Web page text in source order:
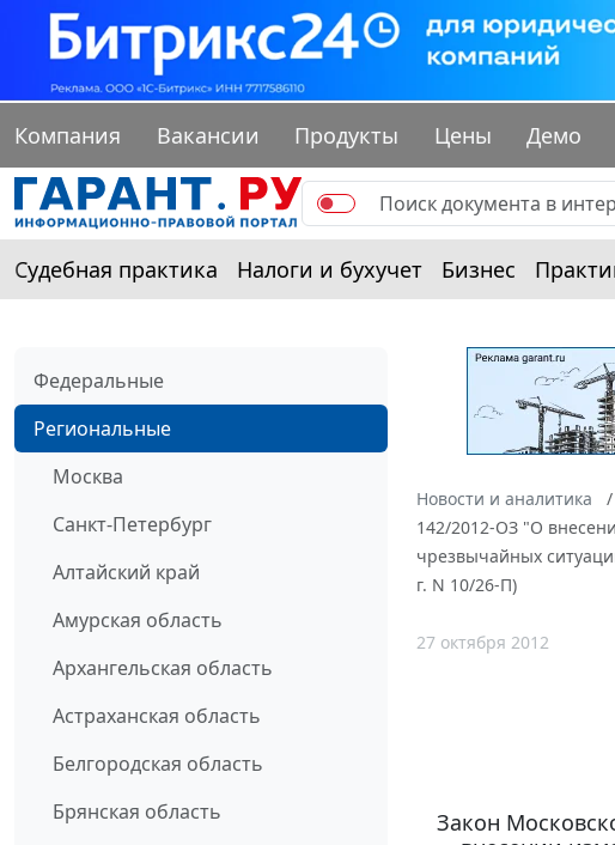
Компания Вакансии Продукты Цены Демо
Судебная практика Налоги и бухучет Бизнес
Федеральные
Региональные
Москва
Санкт-Петербург
Алтайский край
Амурская область
Архангельская область
Астраханская область
Белгородская область
Брянская область
Новости и аналитика
142/2012-ОЗ "О
чрезвычайных
г. N 10/26-П)
27 октября 2012
Закон